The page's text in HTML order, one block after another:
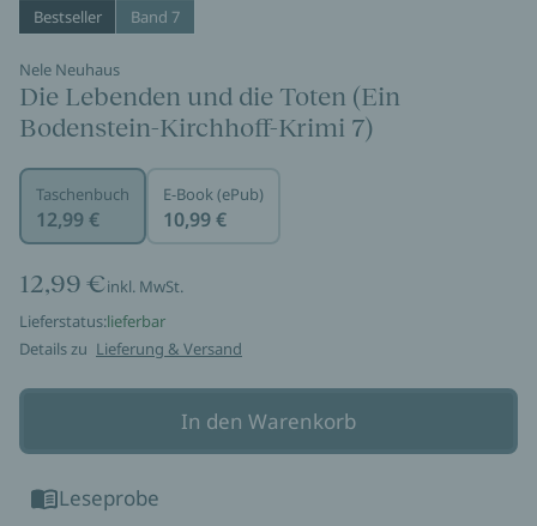
Bestseller Band 7
Nele Neuhaus
Die Lebenden und die Toten (Ein
Bodenstein-Kirchhoff-Krimi 7)
Taschenbuch
12,99 €
E-Book (ePub)
10,99 €
12,99 €inkl. MwSt.
Lieferstatus:lieferbar
Details zu Lieferung & Versand
In den Warenkorb
Leseprobe